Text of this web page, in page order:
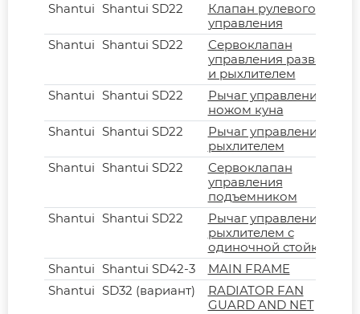
Shantui Shantui SD22
Клапан рулевого
управления
Shantui Shantui SD22
Сервоклапан
управления развалом
и рыхлителем
Shantui Shantui SD22
Рычаг управления
ножом куна
Shantui Shantui SD22
Рычаг управления
рыхлителем
Shantui Shantui SD22
Сервоклапан
управления
подъемником
Shantui Shantui SD22
Рычаг управления
рыхлителем с
одиночной стойкой
Shantui Shantui SD42-3
MAIN FRAME
Shantui SD32 (вариант)
RADIATOR FAN
GUARD AND NET